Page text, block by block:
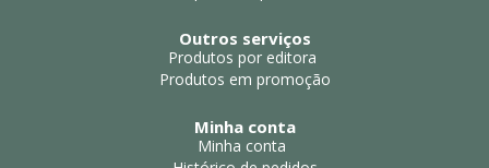
Outros serviços
Produtos por editora
Produtos em promoção
Minha conta
Minha conta